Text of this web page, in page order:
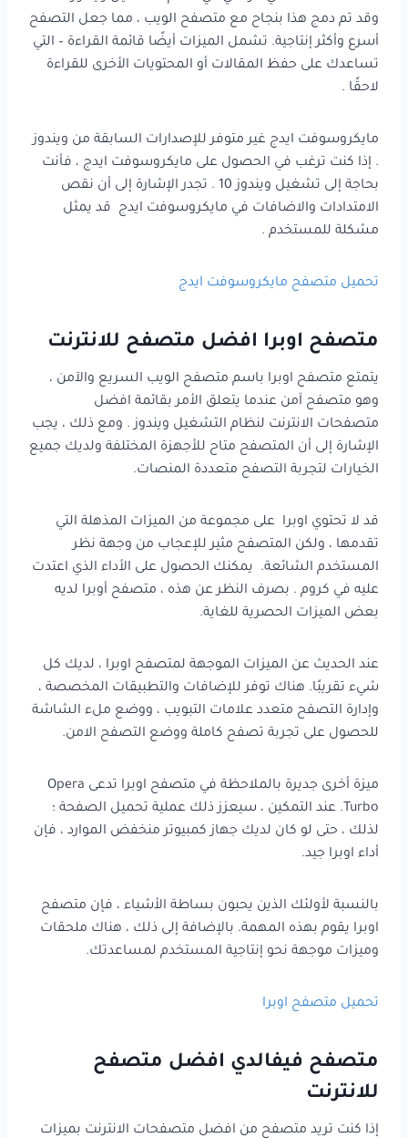
وقد تم دمج هذا بنجاح مع متصفح الويب ، مما جعل التصفح
أسرع وأكثر إنتاجية. تشمل الميزات أيضًا قائمة القراءة – التي
تساعدك على حفظ المقالات أو المحتويات الأخرى للقراءة
لاحقًا .
مايكروسوفت ايدج غير متوفر للإصدارات السابقة من ويندوز
. إذا كنت ترغب في الحصول على مايكروسوفت ايدج ، فأنت
بحاجة إلى تشغيل ويندوز 10 . تجدر الإشارة إلى أن نقص
الامتدادات والاضافات في مايكروسوفت ايدج قد يمثل
مشكلة للمستخدم .
تحميل متصفح مايكروسوفت ايدج
متصفح اوبرا افضل متصفح للانترنت
يتمتع متصفح اوبرا باسم متصفح الويب السريع والآمن ،
وهو متصفح آمن عندما يتعلق الأمر بقائمة افضل
متصفحات الانترنت لنظام التشغيل ويندوز . ومع ذلك ، يجب
الإشارة إلى أن المتصفح متاح للأجهزة المختلفة ولديك جميع
الخيارات لتجربة التصفح متعددة المنصات.
قد لا تحتوي اوبرا على مجموعة من الميزات المذهلة التي
تقدمها ، ولكن المتصفح مثير للإعجاب من وجهة نظر
المستخدم الشائعة. يمكنك الحصول على الأداء الذي اعتدت
عليه في كروم . بصرف النظر عن هذه ، متصفح أوبرا لديه
بعض الميزات الحصرية للغاية.
عند الحديث عن الميزات الموجهة لمتصفح اوبرا ، لديك كل
شيء تقريبًا. هناك توفر للإضافات والتطبيقات المخصصة ،
وإدارة التصفح متعدد علامات التبويب ، ووضع ملء الشاشة
للحصول على تجربة تصفح كاملة ووضع التصفح الامن.
ميزة أخرى جديرة بالملاحظة في متصفح اوبرا تدعى Opera
Turbo. عند التمكين ، سيعزز ذلك عملية تحميل الصفحة ؛
لذلك ، حتى لو كان لديك جهاز كمبيوتر منخفض الموارد ، فإن
أداء اوبرا جيد.
بالنسبة لأولئك الذين يحبون بساطة الأشياء ، فإن متصفح
اوبرا يقوم بهذه المهمة. بالإضافة إلى ذلك ، هناك ملحقات
وميزات موجهة نحو إنتاجية المستخدم لمساعدتك.
تحميل متصفح اوبرا
متصفح فيفالدي افضل متصفح
للانترنت
إذا كنت تريد متصفح من افضل متصفحات الانترنت بميزات